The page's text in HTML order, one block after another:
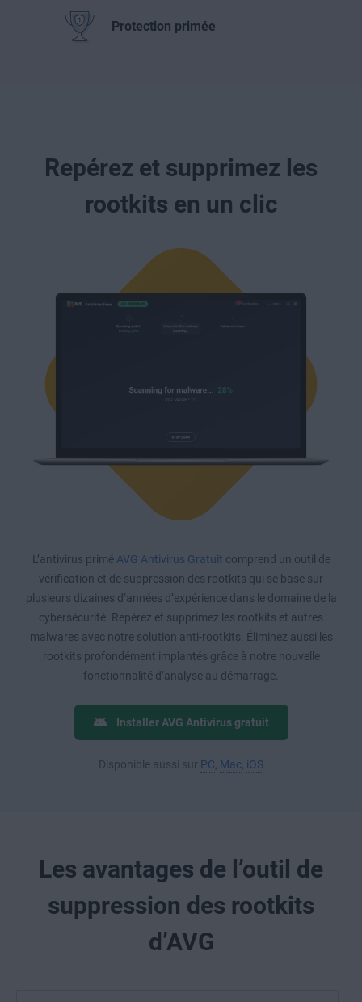
Protection primée
Repérez et supprimez les
rootkits en un clic
L’antivirus primé AVG Antivirus Gratuit comprend un outil de
vérification et de suppression des rootkits qui se base sur
plusieurs dizaines d’années d’expérience dans le domaine de la
cybersécurité. Repérez et supprimez les rootkits et autres
malwares avec notre solution anti-rootkits. Éliminez aussi les
rootkits profondément implantés grâce à notre nouvelle
fonctionnalité d’analyse au démarrage.
Installer AVG Antivirus gratuit
Disponible aussi sur PC Mac iOS
Les avantages de l’outil de
suppression des rootkits
d’AVG